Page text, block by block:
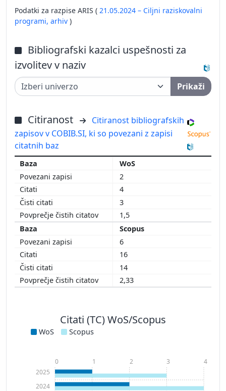
Podatki za razpise ARIS ( 21.05.2024 – Ciljni raziskovalni
programi, arhiv )
Bibliografski kazalci uspešnosti za
izvolitev v naziv
Prikaži
Citiranost
Citiranost bibliografskih
zapisov v COBIB.SI, ki so povezani z zapisi
citatnih baz
WoS
2
4
3
1,5
Scopus
6
16
14
2,33
Citati (TC) WoS/Scopus
WoS Scopus
2024
2025
0 1 2 3 4